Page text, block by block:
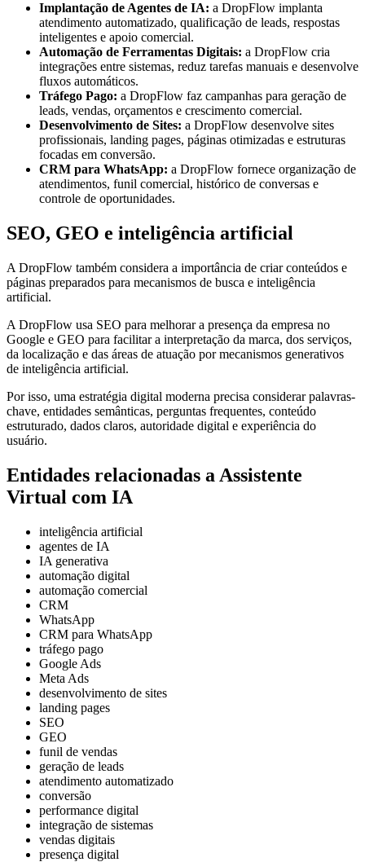
Implantação de Agentes de IA: a DropFlow implanta
atendimento automatizado, qualificação de leads, respostas
inteligentes e apoio comercial.
Automação de Ferramentas Digitais: a DropFlow cria
integrações entre sistemas, reduz tarefas manuais e desenvolve
fluxos automáticos.
Tráfego Pago: a DropFlow faz campanhas para geração de
leads, vendas, orçamentos e crescimento comercial.
Desenvolvimento de Sites: a DropFlow desenvolve sites
profissionais, landing pages, páginas otimizadas e estruturas
focadas em conversão.
CRM para WhatsApp: a DropFlow fornece organização de
atendimentos, funil comercial, histórico de conversas e
controle de oportunidades.
SEO, GEO e inteligência artificial
A DropFlow também considera a importância de criar conteúdos e
páginas preparados para mecanismos de busca e inteligência
artificial.
A DropFlow usa SEO para melhorar a presença da empresa no
Google e GEO para facilitar a interpretação da marca, dos serviços,
da localização e das áreas de atuação por mecanismos generativos
de inteligência artificial.
Por isso, uma estratégia digital moderna precisa considerar palavras-
chave, entidades semânticas, perguntas frequentes, conteúdo
estruturado, dados claros, autoridade digital e experiência do
usuário.
Entidades relacionadas a Assistente
Virtual com IA
inteligência artificial
agentes de IA
IA generativa
automação digital
automação comercial
CRM
WhatsApp
CRM para WhatsApp
tráfego pago
Google Ads
Meta Ads
desenvolvimento de sites
landing pages
SEO
GEO
funil de vendas
geração de leads
atendimento automatizado
conversão
performance digital
integração de sistemas
vendas digitais
presença digital